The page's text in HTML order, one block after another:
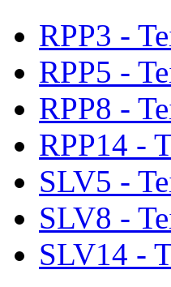
RPP3 -
RPP5 -
RPP8 -
RPP14 -
SLV5 -
SLV8 -
SLV14 -